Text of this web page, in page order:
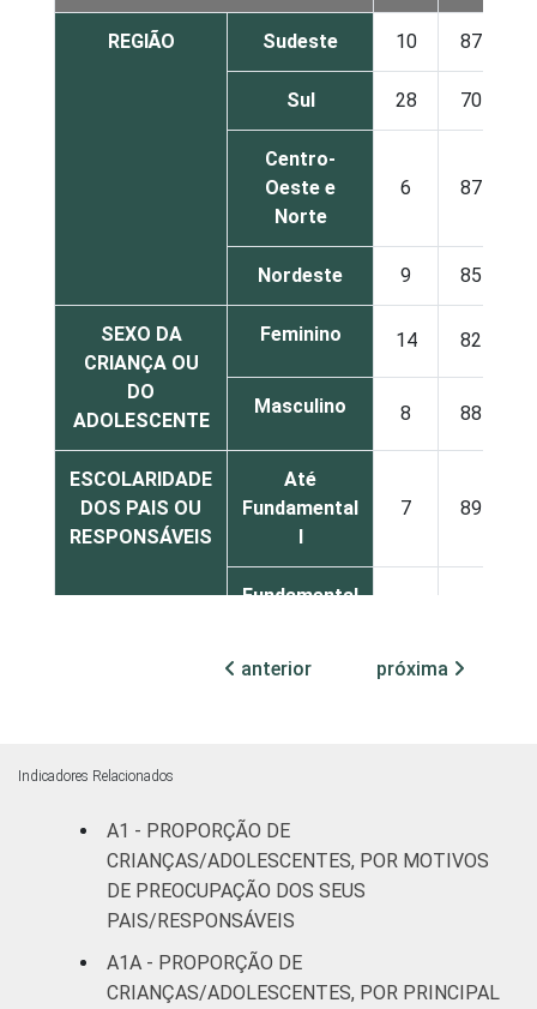
REGIÃO Sudeste 10 87
Sul 28 70
Centro-
Oeste e
Norte
6 87
Nordeste 9 85
SEXO DA
CRIANÇA OU
DO
ADOLESCENTE
Feminino 14 82
Masculino 8 88
ESCOLARIDADE
DOS PAIS OU
RESPONSÁVEIS
Até
Fundamental
I
7 89
Fundamental
Médio ou
FAIXA ETÁRIA
OU DO
ADOLESCENTE
De 11 a 12
anos
9 88
anos
anterior próxima
Indicadores Relacionados
A1 - PROPORÇÃO DE
CRIANÇAS/ADOLESCENTES, POR MOTIVOS
DE PREOCUPAÇÃO DOS SEUS
PAIS/RESPONSÁVEIS
A1A - PROPORÇÃO DE
CRIANÇAS/ADOLESCENTES, POR PRINCIPAL